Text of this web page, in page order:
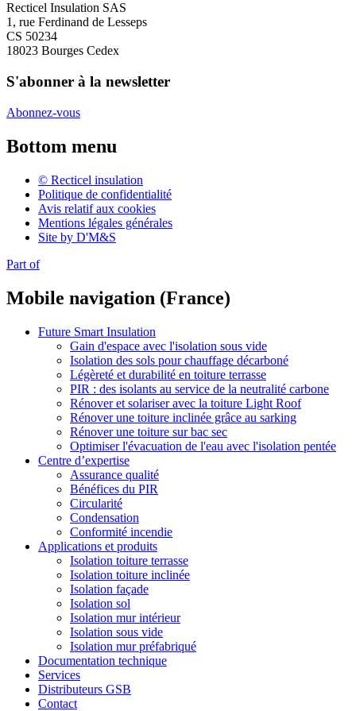
Recticel Insulation SAS
1, rue Ferdinand de Lesseps
CS 50234
18023 Bourges Cedex
S'abonner à la newsletter
Abonnez-vous
Bottom menu
© Recticel insulation
Politique de confidentialité
Avis relatif aux cookies
Mentions légales générales
Site by D'M&S
Part of
Mobile navigation (France)
Future Smart Insulation
Gain d'espace avec l'isolation sous vide
Isolation des sols pour chauffage décarboné
Légèreté et durabilité en toiture terrasse
PIR : des isolants au service de la neutralité carbone
Rénover et solariser avec la toiture Light Roof
Rénover une toiture inclinée grâce au sarking
Rénover une toiture sur bac sec
Optimiser l'évacuation de l'eau avec l'isolation pentée
Centre d’expertise
Assurance qualité
Bénéfices du PIR
Circularité
Condensation
Conformité incendie
Applications et produits
Isolation toiture terrasse
Isolation toiture inclinée
Isolation façade
Isolation sol
Isolation mur intérieur
Isolation sous vide
Isolation mur préfabriqué
Documentation technique
Services
Distributeurs GSB
Contact